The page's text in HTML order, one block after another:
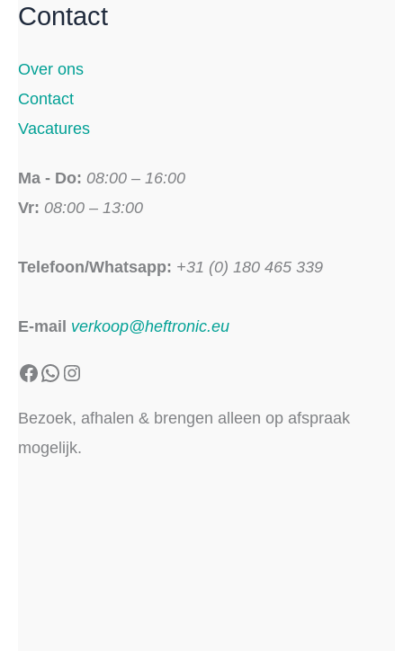
Contact
Over ons
Contact
Vacatures
Ma - Do: 08:00 – 16:00
Vr: 08:00 – 13:00
Telefoon/Whatsapp: +31 (0) 180 465 339
E-mail verkoop@heftronic.eu
Facebook
WhatsApp
Instagram
Bezoek, afhalen & brengen alleen op afspraak
mogelijk.